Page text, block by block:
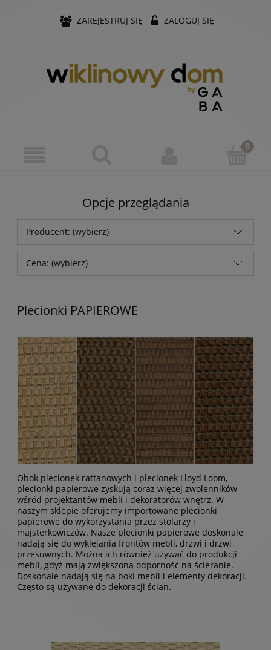
ZAREJESTRUJ SIĘ ZALOGUJ SIĘ
Opcje przeglądania
Producent: (wybierz)
Cena: (wybierz)
Plecionki PAPIEROWE
Obok plecionek rattanowych i plecionek Lloyd Loom,
plecionki papierowe zyskują coraz więcej zwolenników
wśród projektantów mebli i dekoratorów wnętrz. W
naszym sklepie oferujemy importowane plecionki
papierowe do wykorzystania przez stolarzy i
majsterkowiczów. Nasze plecionki papierowe doskonale
nadają się do wyklejania frontów mebli, drzwi i drzwi
przesuwnych. Można ich również używać do produkcji
mebli, gdyż mają zwiększoną odporność na ścieranie.
Doskonale nadają się na boki mebli i elementy dekoracji.
Często są używane do dekoracji ścian.